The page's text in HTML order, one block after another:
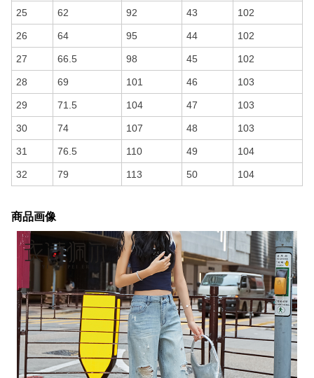
25 62 92 43 102
26 64 95 44 102
27 66.5 98 45 102
28 69 101 46 103
29 71.5 104 47 103
30 74 107 48 103
31 76.5 110 49 104
32 79 113 50 104
商品画像